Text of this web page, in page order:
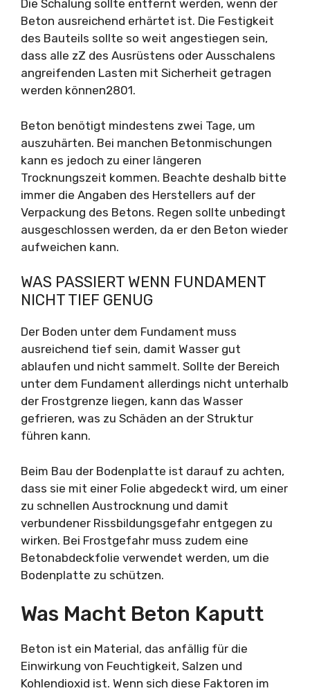
Die Schalung sollte entfernt werden, wenn der
Beton ausreichend erhärtet ist. Die Festigkeit
des Bauteils sollte so weit angestiegen sein,
dass alle zZ des Ausrüstens oder Ausschalens
angreifenden Lasten mit Sicherheit getragen
werden können2801.
Beton benötigt mindestens zwei Tage, um
auszuhärten. Bei manchen Betonmischungen
kann es jedoch zu einer längeren
Trocknungszeit kommen. Beachte deshalb bitte
immer die Angaben des Herstellers auf der
Verpackung des Betons. Regen sollte unbedingt
ausgeschlossen werden, da er den Beton wieder
aufweichen kann.
WAS PASSIERT WENN FUNDAMENT
NICHT TIEF GENUG
Der Boden unter dem Fundament muss
ausreichend tief sein, damit Wasser gut
ablaufen und nicht sammelt. Sollte der Bereich
unter dem Fundament allerdings nicht unterhalb
der Frostgrenze liegen, kann das Wasser
gefrieren, was zu Schäden an der Struktur
führen kann.
Beim Bau der Bodenplatte ist darauf zu achten,
dass sie mit einer Folie abgedeckt wird, um einer
zu schnellen Austrocknung und damit
verbundener Rissbildungsgefahr entgegen zu
wirken. Bei Frostgefahr muss zudem eine
Betonabdeckfolie verwendet werden, um die
Bodenplatte zu schützen.
Was Macht Beton Kaputt
Beton ist ein Material, das anfällig für die
Einwirkung von Feuchtigkeit, Salzen und
Kohlendioxid ist. Wenn sich diese Faktoren im